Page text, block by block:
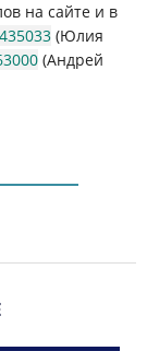
на сайте и в
(Юлия
(Андрей